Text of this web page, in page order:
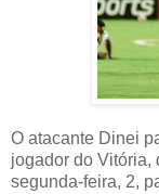
O atacante Dinei
jogador do Vitória,
segunda-feira, 2,